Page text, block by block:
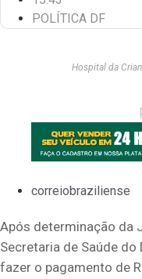
POLÍTICA DF
Hospital da
correiobraziliense
Após determinação da
Secretaria de Saúde do
fazer o pagamento de